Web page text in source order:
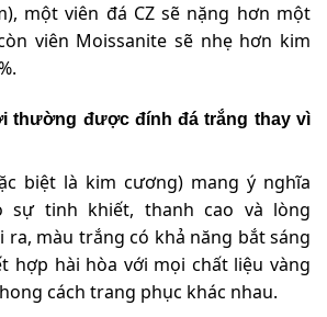
một viên đá CZ sẽ nặng hơn một
viên Moissanite sẽ nhẹ hơn kim
thường được đính đá trắng thay vì
biệt là kim cương) mang ý nghĩa
sự tinh khiết, thanh cao và lòng
ra, màu trắng có khả năng bắt sáng
hợp hài hòa với mọi chất liệu vàng
cách trang phục khác nhau.